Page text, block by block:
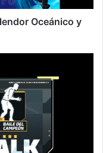
Oceánico y